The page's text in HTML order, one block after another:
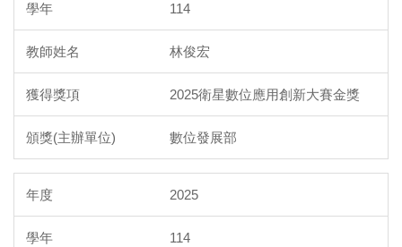
114
林俊宏
2025衛星數位應用創新大賽金獎
數位發展部
2025
114